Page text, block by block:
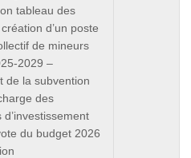
tableau des
d’un poste
de mineurs
2029 –
de la subvention
des
d’investissement
du budget 2026